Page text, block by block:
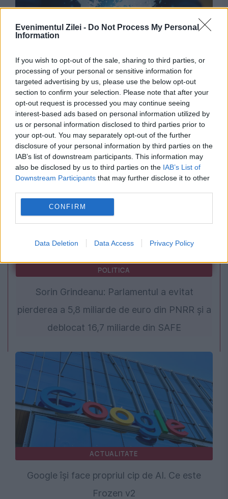
Evenimentul Zilei - Do Not Process My Personal
Information
If you wish to opt-out of the sale, sharing to third parties, or
processing of your personal or sensitive information for
targeted advertising by us, please use the below opt-out
section to confirm your selection. Please note that after your
opt-out request is processed you may continue seeing
interest-based ads based on personal information utilized by
us or personal information disclosed to third parties prior to
your opt-out. You may separately opt-out of the further
disclosure of your personal information by third parties on the
IAB’s list of downstream participants. This information may
also be disclosed by us to third parties on the IAB’s List of
Downstream Participants that may further disclose it to other
CONFIRM
Data Deletion Data Access Privacy Policy
ECONOMIE
9 din 10 site-uri analizate au probleme
importante de accesibilitate la un an de la
intrarea în vigoare a European Accessibility
Act
POLITICA
Sorin Grindeanu: Parlamentul a evitat
pierderea a 5,8 miliarde de euro din PNRR și a
deblocat 16,7 miliarde din SAFE
ACTUALITATE
Google își face propriul cip de AI. Ce este
Frozen v2